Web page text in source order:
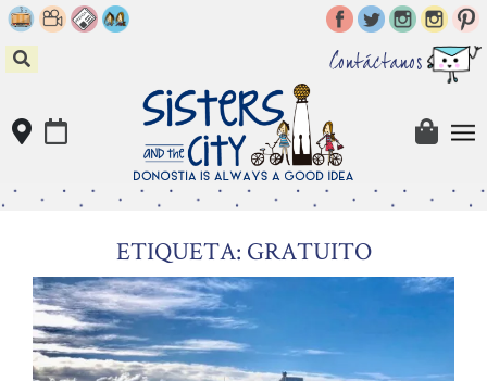
Skip
to
content
Contáctanos
ETIQUETA: GRATUITO